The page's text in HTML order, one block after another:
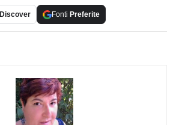
Discover Fonti Preferite